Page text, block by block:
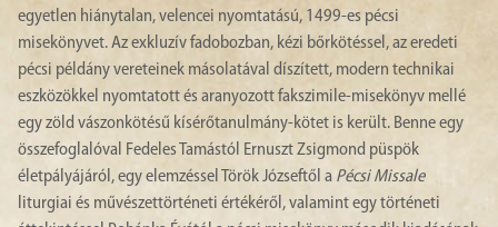
egyetlen hiánytalan, velencei nyomtatású, 1499-es pécsi
misekönyvet. Az exkluzív fadobozban, kézi bőrkötéssel, az eredeti
pécsi példány vereteinek másolatával díszített, modern technikai
eszközökkel nyomtatott és aranyozott fakszimile-misekönyv mellé
egy zöld vászonkötésű kísérőtanulmány-kötet is került. Benne egy
összefoglalóval Fedeles Tamástól Ernuszt Zsigmond püspök
életpályájáról, egy elemzéssel Török Józseftől a Pécsi Missale
liturgiai és művészettörténeti értékéről, valamint egy történeti